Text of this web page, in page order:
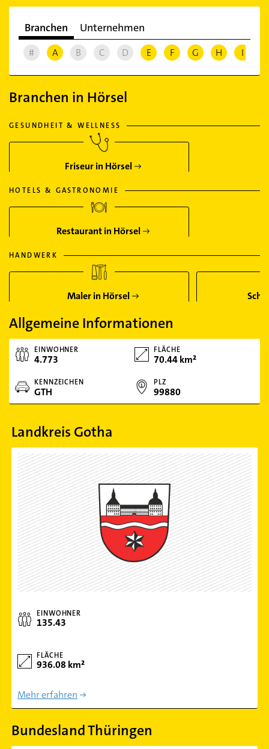
Branchen Unternehmen
# A B C D E F G H I
Branchen in Hörsel
GESUNDHEIT & WELLNESS
Friseur in Hörsel
HOTELS & GASTRONOMIE
Restaurant in Hörsel
HANDWERK
Maler in Hörsel
Allgemeine Informationen
EINWOHNER
4.773
FLÄCHE
70.44 km²
KENNZEICHEN
GTH
PLZ
99880
Landkreis Gotha
EINWOHNER
135.43
FLÄCHE
936.08 km²
Mehr erfahren
Bundesland Thüringen